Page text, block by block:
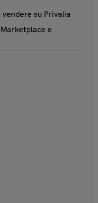
su Privalia
e